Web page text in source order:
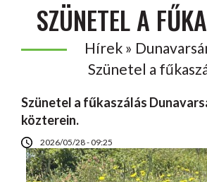
SZÜNETEL A
Hírek »
Szünetel a
Szünetel a fűkaszálás
közterein.
2026/05/28 - 09:25